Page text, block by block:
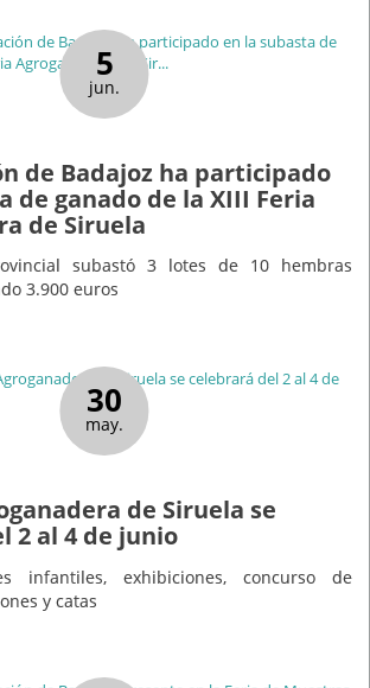
5
jun.
de Badajoz ha participado
de ganado de la XIII Feria
de Siruela
subastó 3 lotes de 10 hembras
3.900 euros
30
may.
de Siruela se
2 al 4 de junio
infantiles, exhibiciones, concurso de
y catas